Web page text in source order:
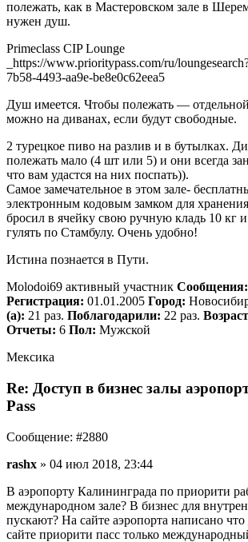
полежать, как в Мастеровском зале в
нужен душ.
Primeclass CIP Lounge
_https://www.prioritypass.com/ru/
7b58-4493-aa9e-be8e0c62eea5
Душ имеется. Чтобы полежать —
можно на диванах, если будут свободные.
2 турецкое пиво на разлив и в бутылках.
полежать мало (4 шт или 5) и они всегда
что вам удастся на них поспать)).
Самое замечательное в этом зале-
электронным кодовым замком для
бросил в ячейку свою ручную кладь 10 кг
гулять по Стамбулу. Очень удобно!
Истина познается в Пути.
Molodoi69 активный участник Сообщения:
Регистрация: 01.01.2005 Город:
(а): 21 раз. Поблагодарили: 22 раз.
Отчеты: 6 Пол: Мужской
Мексика
Re: Доступ в бизнес залы
Pass
Сообщение: #2880
rashx » 04 июл 2018, 23:44
В аэропорту Калининграда по приорити
международном зале? В бизнес для
пускают? На сайте аэропорта написано что
сайте приорити пасс только